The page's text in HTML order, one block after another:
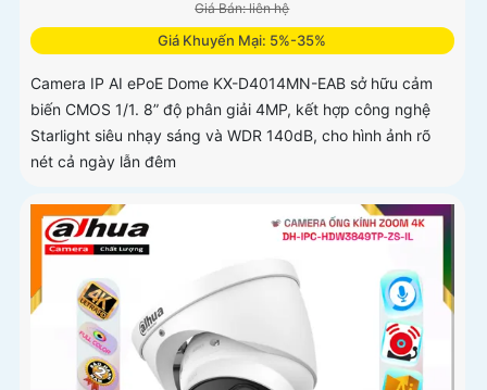
Giá Bán: liên hệ
Giá Khuyến Mại: 5%-35%
Camera IP AI ePoE Dome KX-D4014MN-EAB sở hữu cảm
biến CMOS 1/1. 8” độ phân giải 4MP, kết hợp công nghệ
Starlight siêu nhạy sáng và WDR 140dB, cho hình ảnh rõ
nét cả ngày lẫn đêm